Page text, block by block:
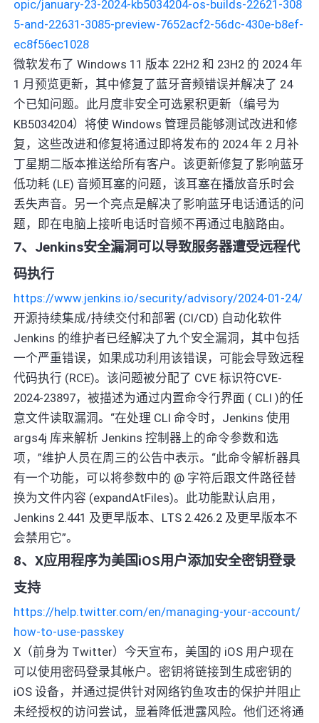
opic/january-23-2024-kb5034204-os-builds-22621-308
5-and-22631-3085-preview-7652acf2-56dc-430e-b8ef-
ec8f56ec1028
微软发布了 Windows 11 版本 22H2 和 23H2 的 2024 年
1 月预览更新，其中修复了蓝牙音频错误并解决了 24
个已知问题。此月度非安全可选累积更新（编号为
KB5034204）将使 Windows 管理员能够测试改进和修
复，这些改进和修复将通过即将发布的 2024 年 2 月补
丁星期二版本推送给所有客户。该更新修复了影响蓝牙
低功耗 (LE) 音频耳塞的问题，该耳塞在播放音乐时会
丢失声音。另一个亮点是解决了影响蓝牙电话通话的问
题，即在电脑上接听电话时音频不再通过电脑路由。
7、Jenkins安全漏洞可以导致服务器遭受远程代
码执行
https://www.jenkins.io/security/advisory/2024-01-24/
开源持续集成/持续交付和部署 (CI/CD) 自动化软件
Jenkins 的维护者已经解决了九个安全漏洞，其中包括
一个严重错误，如果成功利用该错误，可能会导致远程
代码执行 (RCE)。该问题被分配了 CVE 标识符CVE-
2024-23897，被描述为通过内置命令行界面 ( CLI )的任
意文件读取漏洞。“在处理 CLI 命令时，Jenkins 使用
args4j 库来解析 Jenkins 控制器上的命令参数和选
项，”维护人员在周三的公告中表示。“此命令解析器具
有一个功能，可以将参数中的 @ 字符后跟文件路径替
换为文件内容 (expandAtFiles)。此功能默认启用，
Jenkins 2.441 及更早版本、LTS 2.426.2 及更早版本不
会禁用它”。
8、X应用程序为美国iOS用户添加安全密钥登录
支持
https://help.twitter.com/en/managing-your-account/
how-to-use-passkey
X（前身为 Twitter）今天宣布，美国的 iOS 用户现在
可以使用密码登录其帐户。密钥将链接到生成密钥的
iOS 设备，并通过提供针对网络钓鱼攻击的保护并阻止
未经授权的访问尝试，显着降低泄露风险。他们还将通